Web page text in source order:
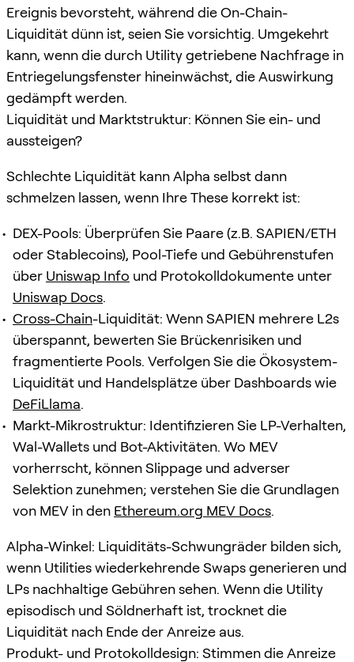
Ereignis bevorsteht, während die On-Chain-
Liquidität dünn ist, seien Sie vorsichtig. Umgekehrt
kann, wenn die durch Utility getriebene Nachfrage in
Entriegelungsfenster hineinwächst, die Auswirkung
gedämpft werden.
Liquidität und Marktstruktur: Können Sie ein- und
aussteigen?
Schlechte Liquidität kann Alpha selbst dann
schmelzen lassen, wenn Ihre These korrekt ist:
DEX-Pools: Überprüfen Sie Paare (z.B. SAPIEN/ETH
oder Stablecoins), Pool-Tiefe und Gebührenstufen
über Uniswap Info und Protokolldokumente unter
Uniswap Docs.
Cross-Chain-Liquidität: Wenn SAPIEN mehrere L2s
überspannt, bewerten Sie Brückenrisiken und
fragmentierte Pools. Verfolgen Sie die Ökosystem-
Liquidität und Handelsplätze über Dashboards wie
DeFiLlama.
Markt-Mikrostruktur: Identifizieren Sie LP-Verhalten,
Wal-Wallets und Bot-Aktivitäten. Wo MEV
vorherrscht, können Slippage und adverser
Selektion zunehmen; verstehen Sie die Grundlagen
von MEV in den Ethereum.org MEV Docs.
Alpha-Winkel: Liquiditäts-Schwungräder bilden sich,
wenn Utilities wiederkehrende Swaps generieren und
LPs nachhaltige Gebühren sehen. Wenn die Utility
episodisch und Söldnerhaft ist, trocknet die
Liquidität nach Ende der Anreize aus.
Produkt- und Protokolldesign: Stimmen die Anreize